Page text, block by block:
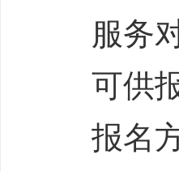
服务
可供
报名